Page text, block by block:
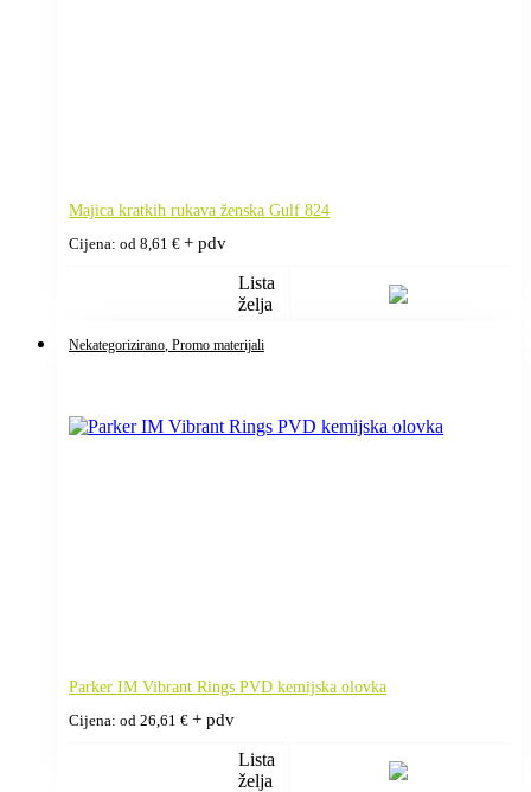
Majica kratkih rukava ženska Gulf 824
Cijena: od 8,61 € + pdv
Lista
želja
Nekategorizirano , Promo materijali
Parker IM Vibrant Rings PVD kemijska olovka
Cijena: od 26,61 € + pdv
Lista
želja